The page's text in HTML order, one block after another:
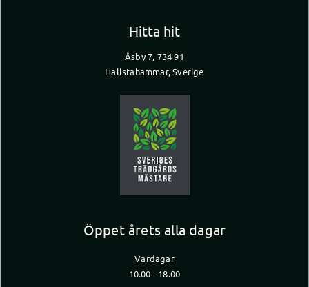
Hitta hit
Åsby 7, 734 91
Hallstahammar, Sverige
Öppet årets alla dagar
Vardagar
10.00 - 18.00